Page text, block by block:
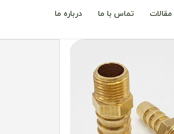
مقالات تماس با ما
درباره ما